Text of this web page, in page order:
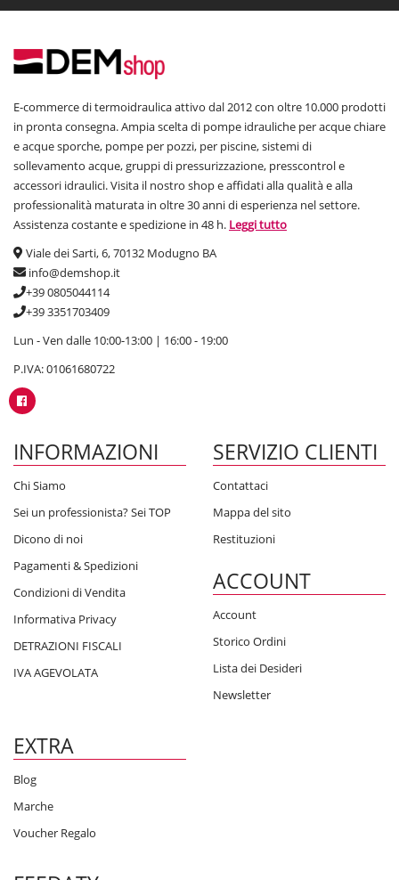
E-commerce di termoidraulica attivo dal 2012 con oltre 10.000 prodotti
in pronta consegna. Ampia scelta di pompe idrauliche per acque chiare
e acque sporche, pompe per pozzi, per piscine, sistemi di
sollevamento acque, gruppi di pressurizzazione, presscontrol e
accessori idraulici. Visita il nostro shop e affidati alla qualità e alla
professionalità maturata in oltre 30 anni di esperienza nel settore.
Assistenza costante e spedizione in 48 h. Leggi tutto
Viale dei Sarti, 6, 70132 Modugno BA
info@demshop.it
+39 0805044114
+39 3351703409
Lun - Ven dalle 10:00-13:00 | 16:00 - 19:00
P.IVA: 01061680722
INFORMAZIONI
Chi Siamo
Sei un professionista? Sei TOP
Dicono di noi
Pagamenti & Spedizioni
Condizioni di Vendita
Informativa Privacy
DETRAZIONI FISCALI
IVA AGEVOLATA
SERVIZIO CLIENTI
Contattaci
Mappa del sito
Restituzioni
ACCOUNT
Account
Storico Ordini
Lista dei Desideri
Newsletter
EXTRA
Blog
Marche
Voucher Regalo